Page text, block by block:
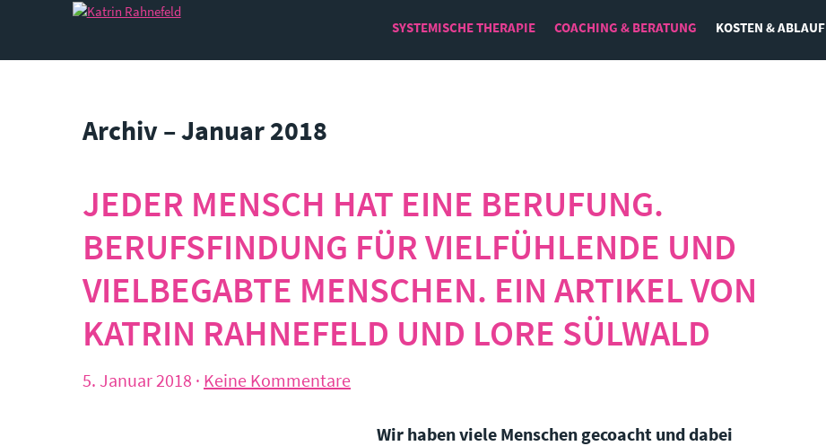
SYSTEMISCHE THERAPIE COACHING & BERATUNG
Emotionale Intelligenz
KOSTEN & ABLAUF
Archiv – Januar 2018
JEDER MENSCH HAT EINE BERUFUNG.
BERUFSFINDUNG FÜR VIELFÜHLENDE UND
VIELBEGABTE MENSCHEN. EIN ARTIKEL VON
KATRIN RAHNEFELD UND LORE SÜLWALD
5. Januar 2018 · Keine Kommentare
Wir haben viele Menschen gecoacht und dabei